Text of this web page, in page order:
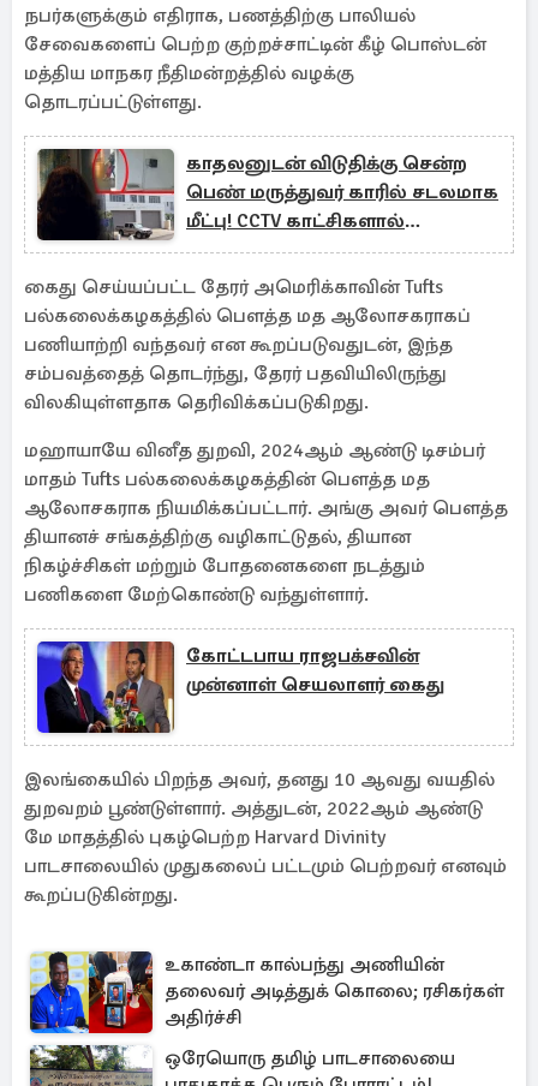
நபர்களுக்கும் எதிராக, பணத்திற்கு பாலியல்
சேவைகளைப் பெற்ற குற்றச்சாட்டின் கீழ் பொஸ்டன்
மத்திய மாநகர நீதிமன்றத்தில் வழக்கு
தொடரப்பட்டுள்ளது.
காதலனுடன் விடுதிக்கு சென்ற
பெண் மருத்துவர் காரில் சடலமாக
மீட்பு! CCTV காட்சிகளால்
பொலிஸார் ஷாக்
கைது செய்யப்பட்ட தேரர் அமெரிக்காவின் Tufts
பல்கலைக்கழகத்தில் பௌத்த மத ஆலோசகராகப்
பணியாற்றி வந்தவர் என கூறப்படுவதுடன், இந்த
சம்பவத்தைத் தொடர்ந்து, தேரர் பதவியிலிருந்து
விலகியுள்ளதாக தெரிவிக்கப்படுகிறது.
மஹாயாயே வினீத துறவி, 2024ஆம் ஆண்டு டிசம்பர்
மாதம் Tufts பல்கலைக்கழகத்தின் பௌத்த மத
ஆலோசகராக நியமிக்கப்பட்டார். அங்கு அவர் பௌத்த
தியானச் சங்கத்திற்கு வழிகாட்டுதல், தியான
நிகழ்ச்சிகள் மற்றும் போதனைகளை நடத்தும்
பணிகளை மேற்கொண்டு வந்துள்ளார்.
கோட்டபாய ராஜபக்சவின்
முன்னாள் செயலாளர் கைது
இலங்கையில் பிறந்த அவர், தனது 10 ஆவது வயதில்
துறவறம் பூண்டுள்ளார். அத்துடன், 2022ஆம் ஆண்டு
மே மாதத்தில் புகழ்பெற்ற Harvard Divinity
பாடசாலையில் முதுகலைப் பட்டமும் பெற்றவர் எனவும்
கூறப்படுகின்றது.
உகாண்டா கால்பந்து அணியின்
தலைவர் அடித்துக் கொலை; ரசிகர்கள்
அதிர்ச்சி
ஒரேயொரு தமிழ் பாடசாலையை